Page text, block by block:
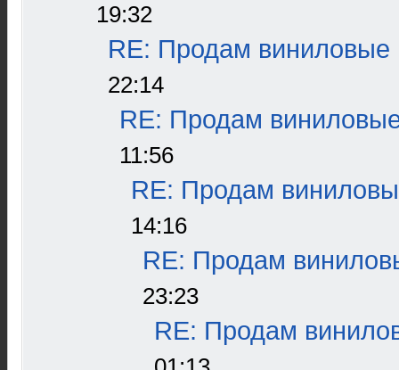
19:32
RE: Продам виниловые
22:14
RE: Продам
11:56
RE: Продам
14:16
RE: Продам
23:23
RE: Продам